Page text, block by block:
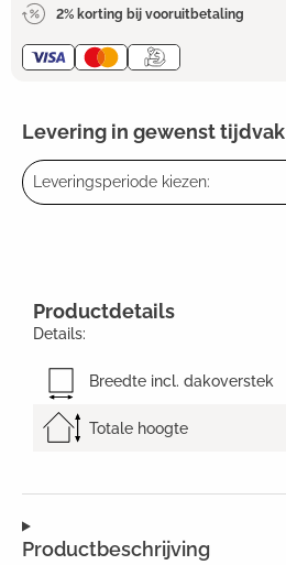
2% korting bij vooruitbetaling
Levering in gewenst tijdvak
Leveringsperiode kiezen:
Productbeschrijving
Productdetails
Details:
Breedte incl. dakoverstek
Totale hoogte